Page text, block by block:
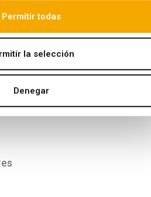
Permitir todas
la selección
Denegar